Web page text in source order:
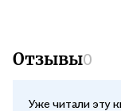
Отзывы0
Уже читали эту